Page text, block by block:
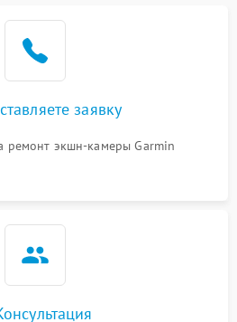
заявку
ремонт экшн-камеры Garmin